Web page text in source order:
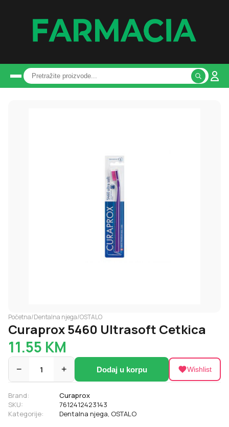
Početna/Dentalna njega/OSTALO
Curaprox 5460 Ultrasoft Cetkica
11.55 KM
− 1 + Dodaj u korpu Wishlist
Brand:
Curaprox
SKU:
7612412423143
Kategorije:
Dentalna njega, OSTALO